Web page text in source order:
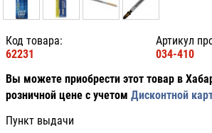
Код товара:
62231
Артикул
034-410
Вы можете приобрести этот товар в
розничной цене с учетом Дисконтной
Пункт выдачи